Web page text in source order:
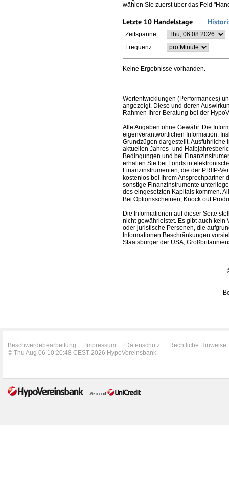
wählen Sie zuerst über das Feld
Letzte 10 Handelstage
Zeitspanne
Frequenz
Keine Ergebnisse vorhanden.
Wertentwicklungen (Performances)
angezeigt. Diese und deren
Rahmen Ihrer Beratung bei der
Alle Angaben ohne Gewähr. Die
eigenverantwortlichen Information.
Grundzügen dargestellt.
aktuellen Jahres- und
Bedingungen und bei
erhalten Sie bei Fonds in
Finanzinstrumenten, die der PRIIP-
kostenlos bei Ihrem Ansprechpartner
sonstige Finanzinstrumente
des eingesetzten Kapitals kommen.
Bei Optionsscheinen, Knock out
Die Informationen auf dieser Seite
nicht gewährleistet. Es gibt auch kein
oder juristische Personen, die
Informationen Beschränkungen
Staatsbürger der USA,
Beschwerdebearbeitung Impressum Datenschutz
Rechtliche Hinweise
© Thu Aug 06 10:20:48 CEST 2026 HypoVereinsbank